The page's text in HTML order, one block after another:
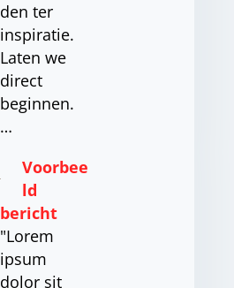
den ter
inspiratie.
Laten we
direct
beginnen.
…
Voorbee
ld
bericht
"Lorem
ipsum
dolor sit